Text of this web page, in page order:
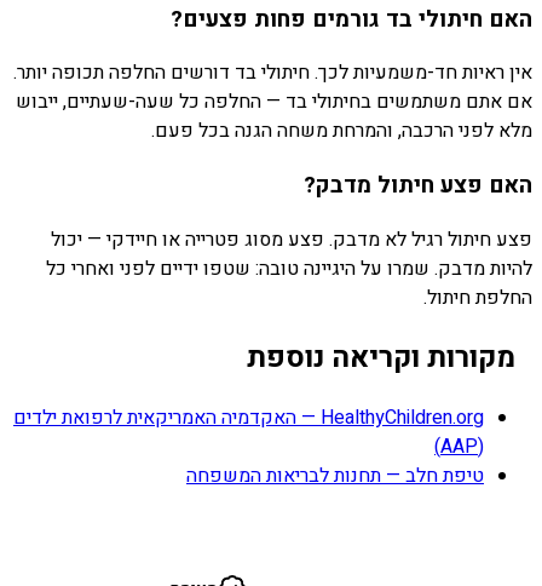
האם חיתולי בד גורמים פחות פצעים?
אין ראיות חד-משמעיות לכך. חיתולי בד דורשים החלפה תכופה יותר.
אם אתם משתמשים בחיתולי בד — החלפה כל שעה-שעתיים, ייבוש
מלא לפני הרכבה, והמרחת משחה הגנה בכל פעם.
האם פצע חיתול מדבק?
פצע חיתול רגיל לא מדבק. פצע מסוג פטרייה או חיידקי — יכול
להיות מדבק. שמרו על היגיינה טובה: שטפו ידיים לפני ואחרי כל
החלפת חיתול.
מקורות וקריאה נוספת
HealthyChildren.org — האקדמיה האמריקאית לרפואת ילדים
(AAP)
טיפת חלב — תחנות לבריאות המשפחה